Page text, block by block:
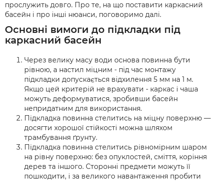
прослужить довго. Про те, на що поставити каркасний
басейн і про інші нюанси, поговоримо далі.
Основні вимоги до підкладки під
каркасний басейн
Через велику масу води основа повинна бути
рівною, а настил міцним - під час монтажу
підкладки допускається відхилення 5 мм на 1 м.
Якщо цей критерій не врахувати - каркас і чаша
можуть деформуватися, зробивши басейн
непридатним для використання.
Підкладка повинна стелитись на міцну поверхню —
досягти хорошої стійкості можна шляхом
трамбування ґрунту.
Підкладка повинна стелитись рівномірним шаром
на рівну поверхню: без опуклостей, сміття, коріння
дерев та іншого. Сторонні предмети можуть її
пошкодити, і за великого навантаження пробити